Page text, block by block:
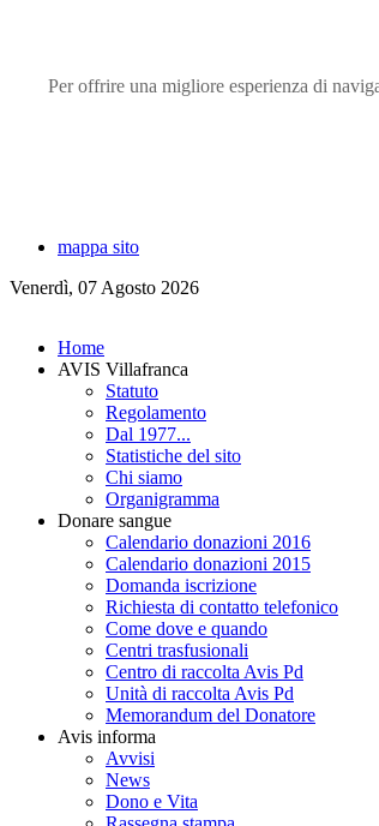
Per offrire una migliore esperienza di
mappa sito
Venerdì, 07 Agosto 2026
Home
AVIS Villafranca
Statuto
Regolamento
Dal 1977...
Statistiche del sito
Chi siamo
Organigramma
Donare sangue
Calendario donazioni 2016
Calendario donazioni 2015
Domanda iscrizione
Richiesta di contatto telefonico
Come dove e quando
Centri trasfusionali
Centro di raccolta Avis Pd
Unità di raccolta Avis Pd
Memorandum del Donatore
Avis informa
Avvisi
News
Dono e Vita